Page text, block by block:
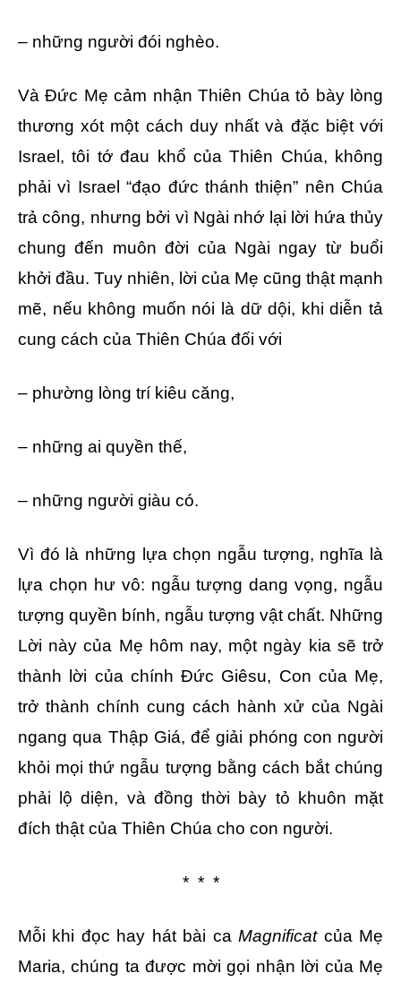
– những người đói nghèo.
Và Đức Mẹ cảm nhận Thiên Chúa tỏ bày lòng
thương xót một cách duy nhất và đặc biệt với
Israel, tôi tớ đau khổ của Thiên Chúa, không
phải vì Israel “đạo đức thánh thiện” nên Chúa
trả công, nhưng bởi vì Ngài nhớ lại lời hứa thủy
chung đến muôn đời của Ngài ngay từ buổi
khởi đầu. Tuy nhiên, lời của Mẹ cũng thật mạnh
mẽ, nếu không muốn nói là dữ dội, khi diễn tả
cung cách của Thiên Chúa đối với
– phường lòng trí kiêu căng,
– những ai quyền thế,
– những người giàu có.
Vì đó là những lựa chọn ngẫu tượng, nghĩa là
lựa chọn hư vô: ngẫu tượng dang vọng, ngẫu
tượng quyền bính, ngẫu tượng vật chất. Những
Lời này của Mẹ hôm nay, một ngày kia sẽ trở
thành lời của chính Đức Giêsu, Con của Mẹ,
trở thành chính cung cách hành xử của Ngài
ngang qua Thập Giá, để giải phóng con người
khỏi mọi thứ ngẫu tượng bằng cách bắt chúng
phải lộ diện, và đồng thời bày tỏ khuôn mặt
đích thật của Thiên Chúa cho con người.
* * *
Mỗi khi đọc hay hát bài caMagnificatcủa Mẹ
Maria, chúng ta được mời gọi nhận lời của Mẹ